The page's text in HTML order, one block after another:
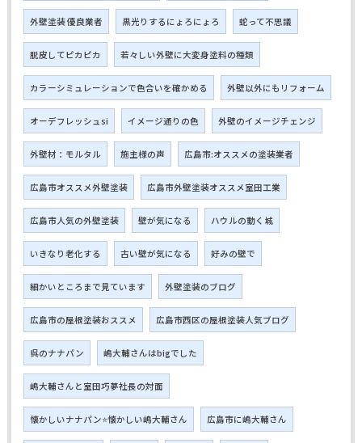
外壁塗装 優良業者 黒光りするにょろにょろ 蛇って不思議
脱皮してピカピカ 若々しい外壁に大変身塗料の種類
カラーシミュレーションで色合いを確かめる 外壁以外にもリフォーム
オーデフレッシュsi イメージ通りの色 外壁のイメージチェンジ
外壁材：モルタル 施主様の声 広島市:オススメの塗装業者
広島市オススメ外壁塗装 広島市外壁塗装オススメ室田工業
広島市人気の外壁塗装 壁が気になる ハウルの動く城
いきなり老化する 古い壁が気になる 好みの壁で
細かいところまで見ています 外壁塗装のブログ
広島市の屋根塗装おススメ 広島市西区の屋根塗装人気ブログ
呉のナナパン 嶋大輔さんはbigでした
嶋大輔さんと室田巧夢社長の対面
懐かしいナナパン⭐懐かしい嶋大輔さん 広島市に嶋大輔さん